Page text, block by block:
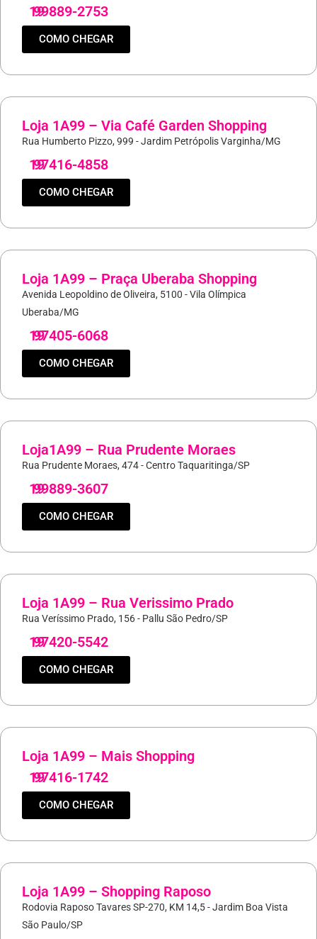
19
99889-2753
COMO CHEGAR
Loja 1A99 – Via Café Garden Shopping
Rua Humberto Pizzo, 999 - Jardim Petrópolis Varginha/MG
19
97416-4858
COMO CHEGAR
Loja 1A99 – Praça Uberaba Shopping
Avenida Leopoldino de Oliveira, 5100 - Vila Olímpica
Uberaba/MG
19
97405-6068
COMO CHEGAR
Loja1A99 – Rua Prudente Moraes
Rua Prudente Moraes, 474 - Centro Taquaritinga/SP
19
99889-3607
COMO CHEGAR
Loja 1A99 – Rua Verissimo Prado
Rua Veríssimo Prado, 156 - Pallu São Pedro/SP
19
97420-5542
COMO CHEGAR
Loja 1A99 – Mais Shopping
19
97416-1742
COMO CHEGAR
Loja 1A99 – Shopping Raposo
Rodovia Raposo Tavares SP-270, KM 14,5 - Jardim Boa Vista
São Paulo/SP